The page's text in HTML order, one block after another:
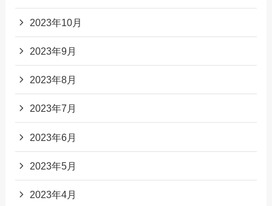
2023年10月
2023年9月
2023年8月
2023年7月
2023年6月
2023年5月
2023年4月